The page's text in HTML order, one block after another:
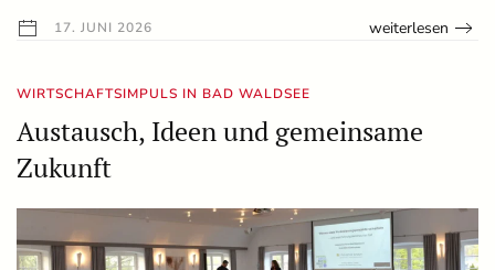
17. JUNI 2026 weiterlesen
WIRTSCHAFTSIMPULS IN BAD WALDSEE
Austausch, Ideen und gemeinsame
Zukunft